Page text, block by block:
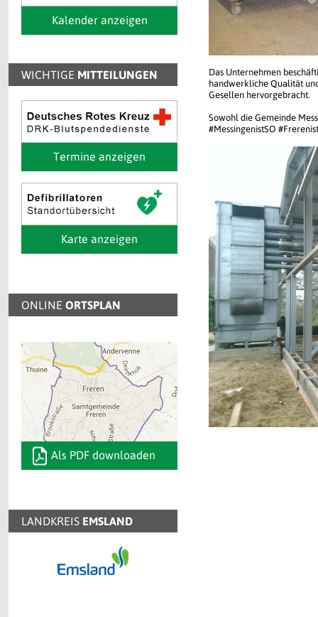
Kalender anzeigen
WICHTIGE MITTEILUNGEN
Termine anzeigen
Karte anzeigen
ONLINE ORTSPLAN
Als PDF downloaden
LANDKREIS EMSLAND
Das Unternehmen
handwerkliche Qualität
Gesellen hervorgebracht.
Sowohl die Gemeinde
#MessingenistSO